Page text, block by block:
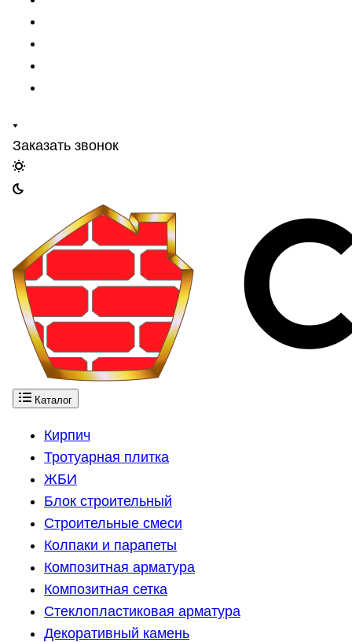
Заказать звонок
Каталог
Кирпич
Тротуарная плитка
ЖБИ
Блок строительный
Строительные смеси
Колпаки и парапеты
Композитная арматура
Композитная сетка
Стеклопластиковая арматура
Декоративный камень